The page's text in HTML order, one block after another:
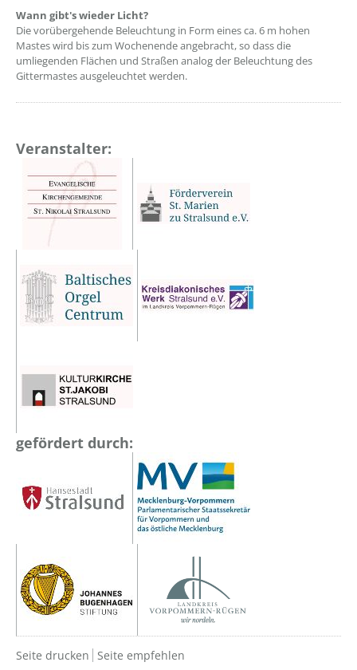
Wann gibt's wieder Licht?
Die vorübergehende Beleuchtung in Form eines ca. 6 m hohen
Mastes wird bis zum Wochenende angebracht, so dass die
umliegenden Flächen und Straßen analog der Beleuchtung des
Gittermastes ausgeleuchtet werden.
Veranstalter:
gefördert durch:
Seite drucken Seite empfehlen